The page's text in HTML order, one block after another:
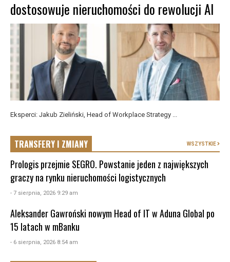
dostosowuje nieruchomości do rewolucji AI
Eksperci: Jakub Zieliński, Head of Workplace Strategy ...
TRANSFERY I ZMIANY WSZYSTKIE
Prologis przejmie SEGRO. Powstanie jeden z największych
graczy na rynku nieruchomości logistycznych
- 7 sierpnia, 2026 9:29 am
Aleksander Gawroński nowym Head of IT w Aduna Global po
15 latach w mBanku
- 6 sierpnia, 2026 8:54 am